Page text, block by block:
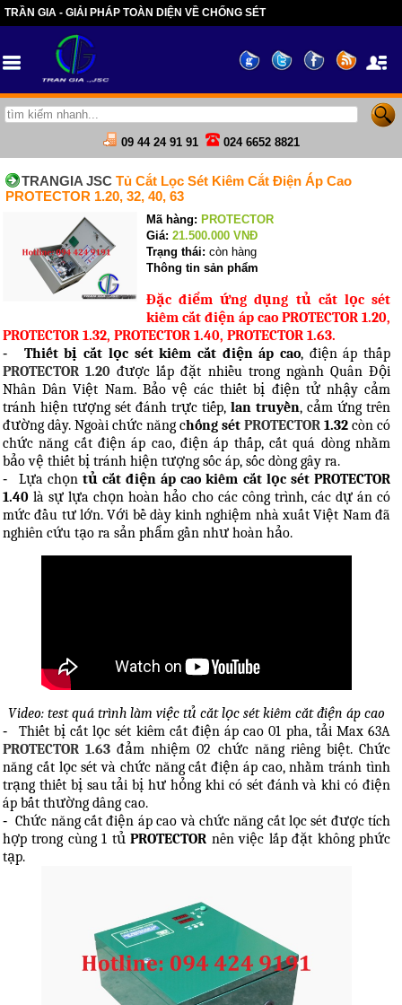
TRẦN GIA - GIẢI PHÁP TOÀN DIỆN VỀ CHỐNG SÉT
09 44 24 91 91 024 6652 8821
TRANGIA JSC Tủ Cắt Lọc Sét Kiêm Cắt Điện Áp Cao
PROTECTOR 1.20, 32, 40, 63
Mã hàng: PROTECTOR
Giá: 21.500.000 VNĐ
Trạng thái: còn hàng
Thông tin sản phẩm
Đặc điểm ứng dụng tủ cắt lọc sét
kiêm cắt điện áp cao PROTECTOR 1.20,
PROTECTOR 1.32, PROTECTOR 1.40, PROTECTOR 1.63.
- Thiết bị cắt lọc sét kiêm cắt điện áp cao, điện áp thấp
PROTECTOR 1.20 được lắp đặt nhiều trong ngành Quân Đội
Nhân Dân Việt Nam. Bảo vệ các thiết bị điện tử nhậy cảm
tránh hiện tượng sét đánh trực tiếp, lan truyền, cảm ứng trên
đường dây. Ngoài chức năng chống sét PROTECTOR 1.32 còn có
chức năng cắt điện áp cao, điện áp thấp, cắt quá dòng nhằm
bảo vệ thiết bị tránh hiện tượng sốc áp, sốc dòng gây ra.
- Lựa chọn tủ cắt điện áp cao kiêm cắt lọc sét PROTECTOR
1.40 là sự lựa chọn hoàn hảo cho các công trình, các dự án có
mức đầu tư lớn. Với bề dày kinh nghiệm nhà xuất Việt Nam đã
nghiên cứu tạo ra sản phẩm gần như hoàn hảo.
Video: test quá trình làm việc tủ cắt lọc sét kiêm cắt điện áp cao
-
Thiết bị cắt lọc sét kiêm cắt điện áp cao 01 pha, tải Max 63A
PROTECTOR 1.63 đảm nhiệm 02 chức năng riêng biệt. Chức
năng cắt lọc sét và chức năng cắt điện áp cao, nhằm tránh tình
trạng thiết bị sau tải bị hư hỏng khi có sét đánh và khi có điện
áp bất thường dâng cao.
- Chức năng cắt điện áp cao và chức năng cắt lọc sét được tích
hợp trong cùng 1 tủPROTECTOR nên việc lắp đặt không phức
tạp.